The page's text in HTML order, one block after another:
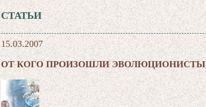
СТАТЬИ
15.03.2007
ОТ КОГО ПРОИЗОШЛИ ЭВОЛЮЦИОНИСТЫ